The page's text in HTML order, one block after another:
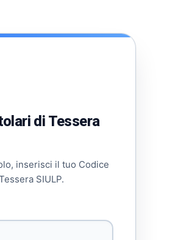
di Tessera
inserisci il tuo Codice
SIULP.